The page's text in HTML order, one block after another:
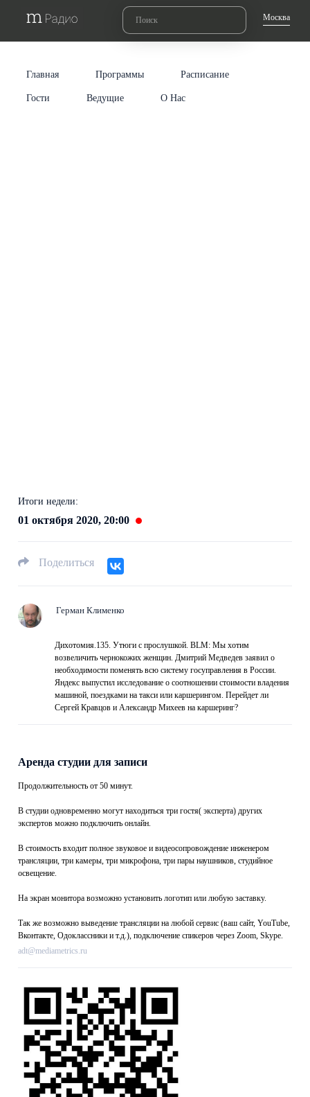
Москва
Главная Программы Расписание
Гости Ведущие О Нас
Итоги недели:
01 октября 2020, 20:00
Поделиться
Герман Клименко
Дихотомия.135. Утюги с прослушкой. BLM: Мы хотим
возвеличить чернокожих женщин. Дмитрий Медведев заявил о
необходимости поменять всю систему госуправления в России.
Яндекс выпустил исследование о соотношении стоимости владения
машиной, поездками на такси или каршерингом. Перейдет ли
Сергей Кравцов и Александр Михеев на каршеринг?
Аренда студии для записи
Продолжительность от 50 минут.
В студии одновременно могут находиться три гостя( эксперта) других
экспертов можно подключить онлайн.
В стоимость входит полное звуковое и видеосопровождение инженером
трансляции, три камеры, три микрофона, три пары наушников, студийное
освещение.
На экран монитора возможно установить логотип или любую заставку.
Так же возможно выведение трансляции на любой сервис (ваш сайт, YouTube,
Вконтакте, Одоклассники и т.д.), подключение спикеров через Zoom, Skype.
adt@mediametrics.ru